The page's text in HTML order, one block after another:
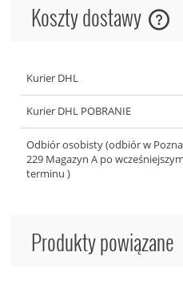
Koszty dostawy
Cena nie zawiera ewentualnych kosztów
Kurier DHL
Kurier DHL POBRANIE
Odbiór osobisty(odbiór w
229 Magazyn A po
terminu )
Produkty powiązane